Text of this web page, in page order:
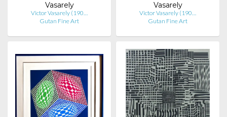
Vasarely
Victor Vasarely (190…
Gutan Fine Art
Vasarely
Victor Vasarely (190…
Gutan Fine Art